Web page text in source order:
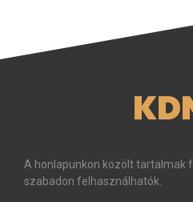
A honlapunkon közölt tartalmak
szabadon felhasználhatók.